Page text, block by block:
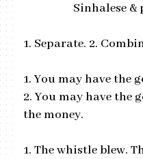
Sinhalese
1. Separate. 2.
1. You may have the
2. You may have the
the money.
1. The whistle blew.